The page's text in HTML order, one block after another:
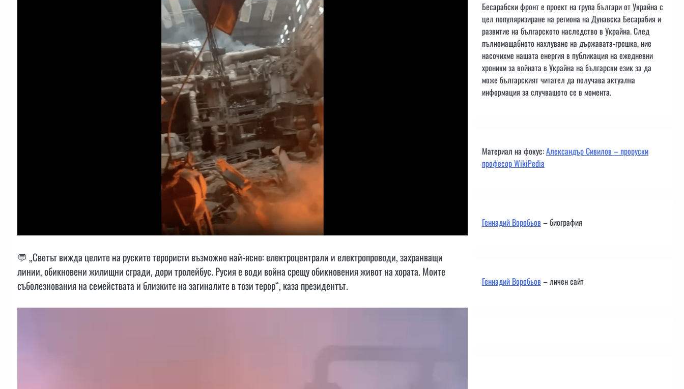
💬 „Светът вижда целите на руските терористи възможно най-ясно: електроцентрали и електропроводи, захранващи
линии, обикновени жилищни сгради, дори тролейбус. Русия е води война срещу обикновения живот на хората. Моите
съболезнования на семействата и близките на загиналите в този терор“, каза президентът.
Бесарабски фронт е проект на група българи от Украйна с
цел популяризиране на региона на Дунавска Бесарабия и
развитие на българското наследство в Украйна. След
пълномащабното нахлуване на държавата-грешка, ние
насочихме нашата енергия в публикация на ежедневни
хроники за войната в Украйна на български език за да
може българският читател да получава актуална
информация за случващото се в момента.
Материал на фокус:Александър Сивилов – проруски
професор WikiPedia
Геннадий Воробьов– биография
Геннадий Воробьов– личен сайт